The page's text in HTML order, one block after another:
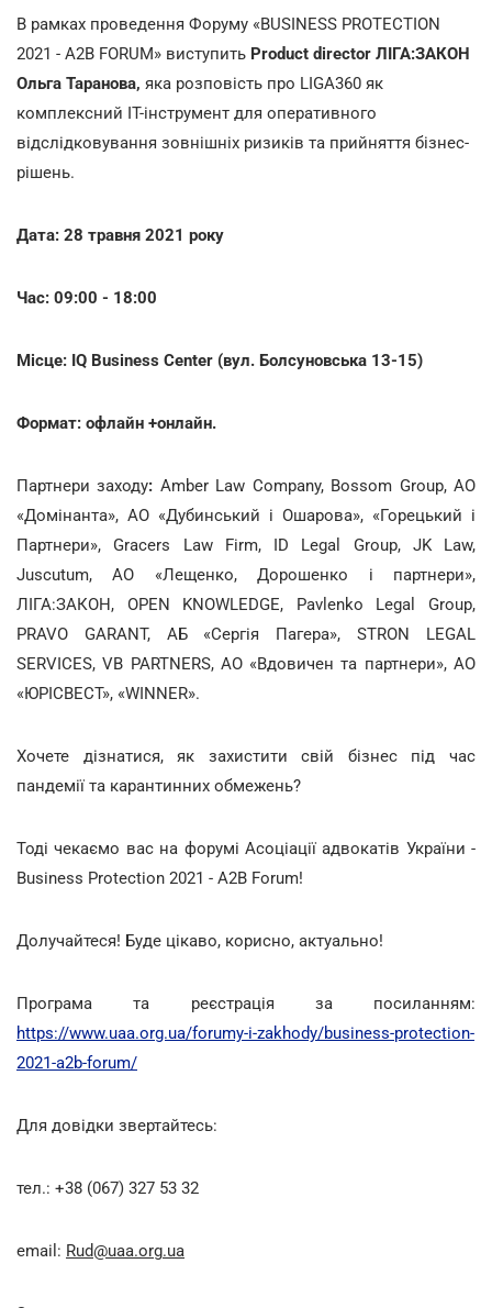
В рамках проведення Форуму «BUSINESS PROTECTION
2021 - A2B FORUM» виступить Product director ЛІГА:ЗАКОН
Ольга Таранова, яка розповість про LIGA360 як
комплексний IT-інструмент для оперативного
відслідковування зовнішніх ризиків та прийняття бізнес-
рішень.
Дата: 28 травня 2021 року
Час: 09:00 - 18:00
Місце: IQ Business Center (вул. Болсуновська 13-15)
Формат: офлайн +онлайн.
Партнери заходу: Amber Law Company, Bossom Group, АО
«Домінанта», АО «Дубинський і Ошарова», «Горецький і
Партнери», Gracers Law Firm, ID Legal Group, JK Law,
Juscutum, АО «Лещенко, Дорошенко і партнери»,
ЛІГА:ЗАКОН, OPEN KNOWLEDGE, Pavlenko Legal Group,
PRAVO GARANT, АБ «Сергія Пагера», STRON LEGAL
SERVICES, VB PARTNERS, АО «Вдовичен та партнери», АО
«ЮРІСВЕСТ», «WINNER».
Хочете дізнатися, як захистити свій бізнес під час
пандемії та карантинних обмежень?
Тоді чекаємо вас на форумі Асоціації адвокатів України -
Business Protection 2021 - A2B Forum!
Долучайтеся! Буде цікаво, корисно, актуально!
Програма та реєстрація за посиланням:
https://www.uaa.org.ua/forumy-i-zakhody/business-protection-
2021-a2b-forum/
Для довідки звертайтесь:
тел.: +38 (067) 327 53 32
email: Rud@uaa.org.ua